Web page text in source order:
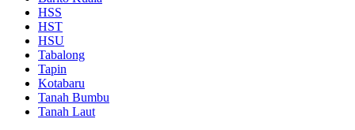
HSS
HST
HSU
Tabalong
Tapin
Kotabaru
Tanah Bumbu
Tanah Laut